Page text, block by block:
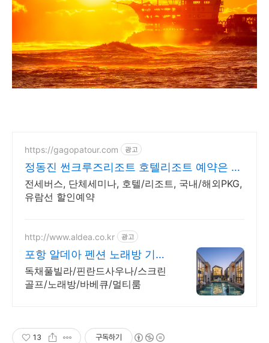
https://gagopatour.com 광고
정동진 썬크루즈리조트 호텔리조트 예약은 가
고파여행
전세버스, 단체세미나, 호텔/리조트, 국내/해외PKG,
유람선 할인예약
http://www.aldea.co.kr 광고
포항 알데아 펜션 노래방 기기
대여
독채풀빌라/핀란드사우나/스크린
골프/노래방/바베큐/멀티룸
13 구독하기